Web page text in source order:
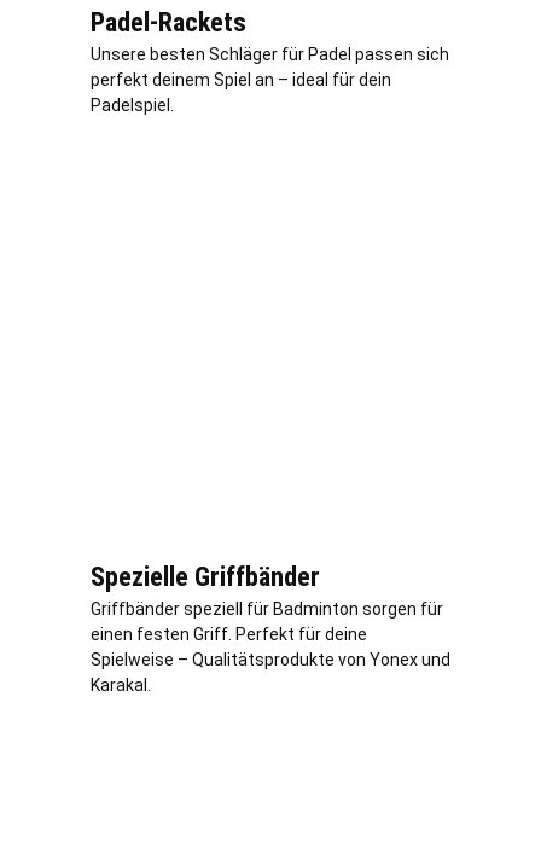
Padel-Rackets
Unsere besten Schläger für Padel passen sich
perfekt deinem Spiel an – ideal für dein
Padelspiel.
Spezielle Griffbänder
Griffbänder speziell für Badminton sorgen für
einen festen Griff. Perfekt für deine
Spielweise – Qualitätsprodukte von Yonex und
Karakal.